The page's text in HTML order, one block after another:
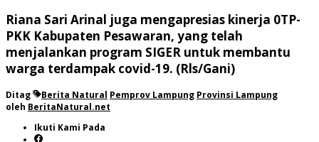
Riana Sari Arinal juga mengapresias kinerja 0TP-
PKK Kabupaten Pesawaran, yang telah
menjalankan program SIGER untuk membantu
warga terdampak covid-19. (Rls/Gani)
Ditag Berita Natural Pemprov Lampung Provinsi Lampung
oleh BeritaNatural.net
Ikuti Kami Pada